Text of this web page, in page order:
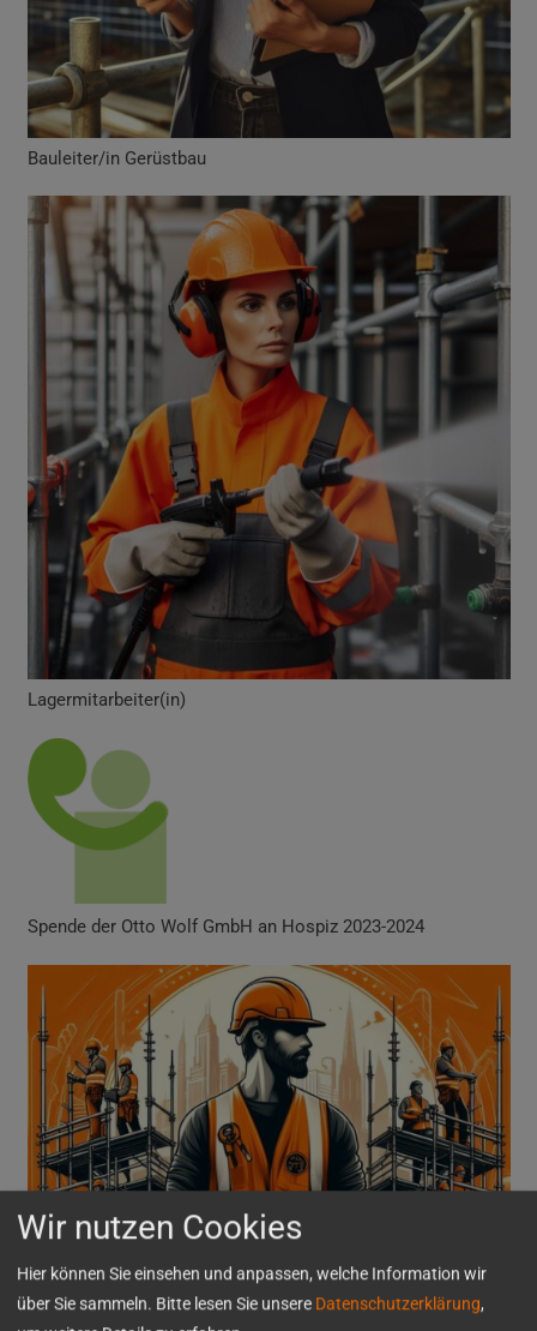
Bauleiter/in Gerüstbau
Lagermitarbeiter(in)
Spende der Otto Wolf GmbH an Hospiz 2023-2024
Wir nutzen Cookies
Hier können Sie einsehen und anpassen, welche Information wir
über Sie sammeln. Bitte lesen Sie unsere Datenschutzerklärung,